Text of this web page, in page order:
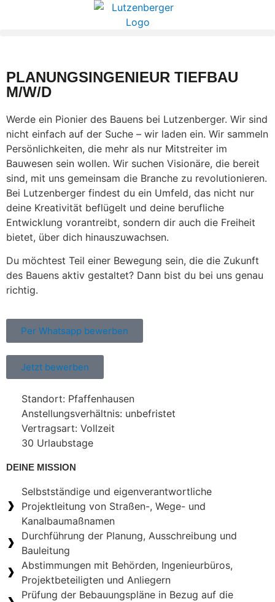
PLANUNGSINGENIEUR TIEFBAU
M/W/D
Werde ein Pionier des Bauens bei Lutzenberger. Wir sind
nicht einfach auf der Suche – wir laden ein. Wir sammeln
Persönlichkeiten, die mehr als nur Mitstreiter im
Bauwesen sein wollen. Wir suchen Visionäre, die bereit
sind, mit uns gemeinsam die Branche zu revolutionieren.
Bei Lutzenberger findest du ein Umfeld, das nicht nur
deine Kreativität beflügelt und deine berufliche
Entwicklung vorantreibt, sondern dir auch die Freiheit
bietet, über dich hinauszuwachsen.
Du möchtest Teil einer Bewegung sein, die die Zukunft
des Bauens aktiv gestaltet? Dann bist du bei uns genau
richtig.
Per Whatsapp bewerben
Jetzt bewerben
Standort: Pfaffenhausen
Anstellungsverhältnis: unbefristet
Vertragsart: Vollzeit
30 Urlaubstage
DEINE MISSION
Selbstständige und eigenverantwortliche
Projektleitung von Straßen-, Wege- und
Kanalbaumaßnamen
Durchführung der Planung, Ausschreibung und
Bauleitung
Abstimmungen mit Behörden, Ingenieurbüros,
Projektbeteiligten und Anliegern
Prüfung der Bebauungspläne in Bezug auf die